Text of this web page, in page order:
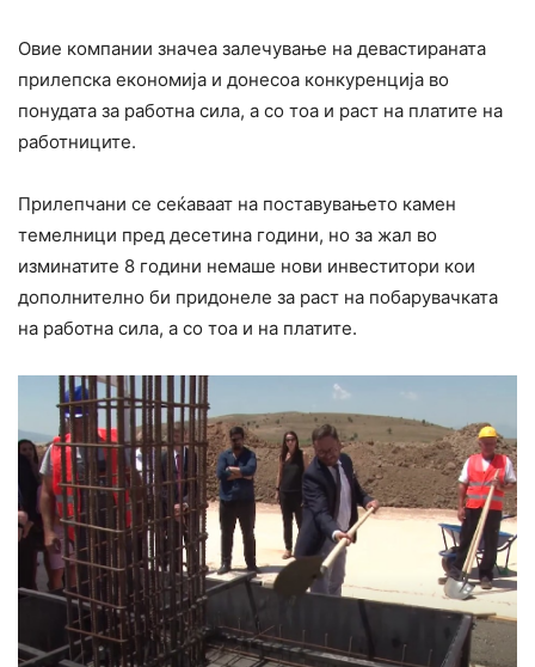
Oвие компании значеа залечување на девастираната
прилепска економија и донесоа конкуренција во
понудата за работна сила, а со тоа и раст на платите на
работниците.
Прилепчани се сеќаваат на поставувањето камен
темелници пред десетина години, но за жал во
изминатите 8 години немаше нови инвеститори кои
дополнително би придонеле за раст на побарувачката
на работна сила, а со тоа и на платите.